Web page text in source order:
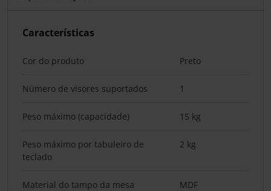
Características
Cor do produto Preto
Número de visores suportados 1
Peso máximo (capacidade) 15 kg
Peso máximo por tabuleiro de
teclado
2 kg
Material do tampo da mesa MDF